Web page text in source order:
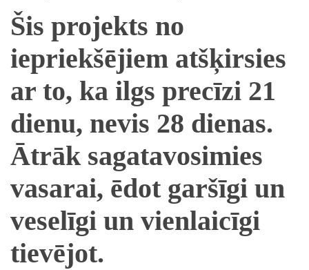
Šis projekts no
iepriekšējiem atšķirsies
ar to, ka ilgs precīzi 21
dienu, nevis 28 dienas.
Ātrāk sagatavosimies
vasarai, ēdot garšīgi un
veselīgi un vienlaicīgi
tievējot.